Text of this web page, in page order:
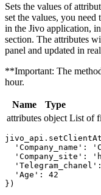
Sets the values ​​of
set the values, you
in the Jivo application,
section. The attributes
panel and updated in
**Important: The
hour.
Name Type
attributes object List of
'Company_name':
'Company_site':
  'Age': 42